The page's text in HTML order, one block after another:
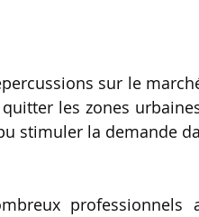
sur le
les zones
stimuler la demande
professionnels